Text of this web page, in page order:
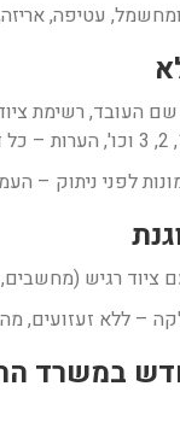
עטיפה,
לפני ניתוק –
ציוד רגיש
– ללא זעזועים,